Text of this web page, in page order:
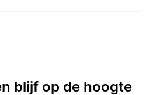
blijf op de hoogte